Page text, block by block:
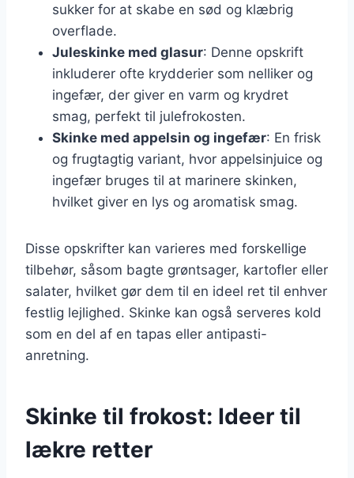
sukker for at skabe en sød og klæbrig
overflade.
Juleskinke med glasur: Denne opskrift
inkluderer ofte krydderier som nelliker og
ingefær, der giver en varm og krydret
smag, perfekt til julefrokosten.
Skinke med appelsin og ingefær: En frisk
og frugtagtig variant, hvor appelsinjuice og
ingefær bruges til at marinere skinken,
hvilket giver en lys og aromatisk smag.
Disse opskrifter kan varieres med forskellige
tilbehør, såsom bagte grøntsager, kartofler eller
salater, hvilket gør dem til en ideel ret til enhver
festlig lejlighed. Skinke kan også serveres kold
som en del af en tapas eller antipasti-
anretning.
Skinke til frokost: Ideer til
lækre retter